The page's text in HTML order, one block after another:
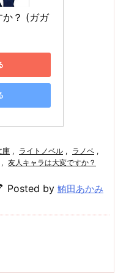
か？ (ガガ
庫 , ライトノベル , ラノベ ,
, 友人キャラは大変ですか？
Posted by 鮪田あかみ